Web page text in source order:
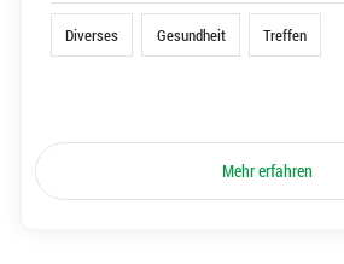
Diverses Gesundheit Treffen
Mehr erfahren